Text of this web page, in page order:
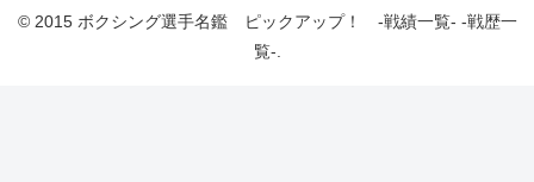
© 2015 ボクシング選手名鑑 ピックアップ！ -戦績一覧- -戦歴一
覧-.